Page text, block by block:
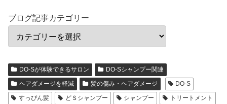
ブログ記事カテゴリー
DO-Sが体験できるサロン
DO-Sシャンプー関連
ヘアダメージを軽減
髪の傷み・ヘアダメージ
DO-S
すっぴん髪
どＳシャンプー シャンプー
トリートメント